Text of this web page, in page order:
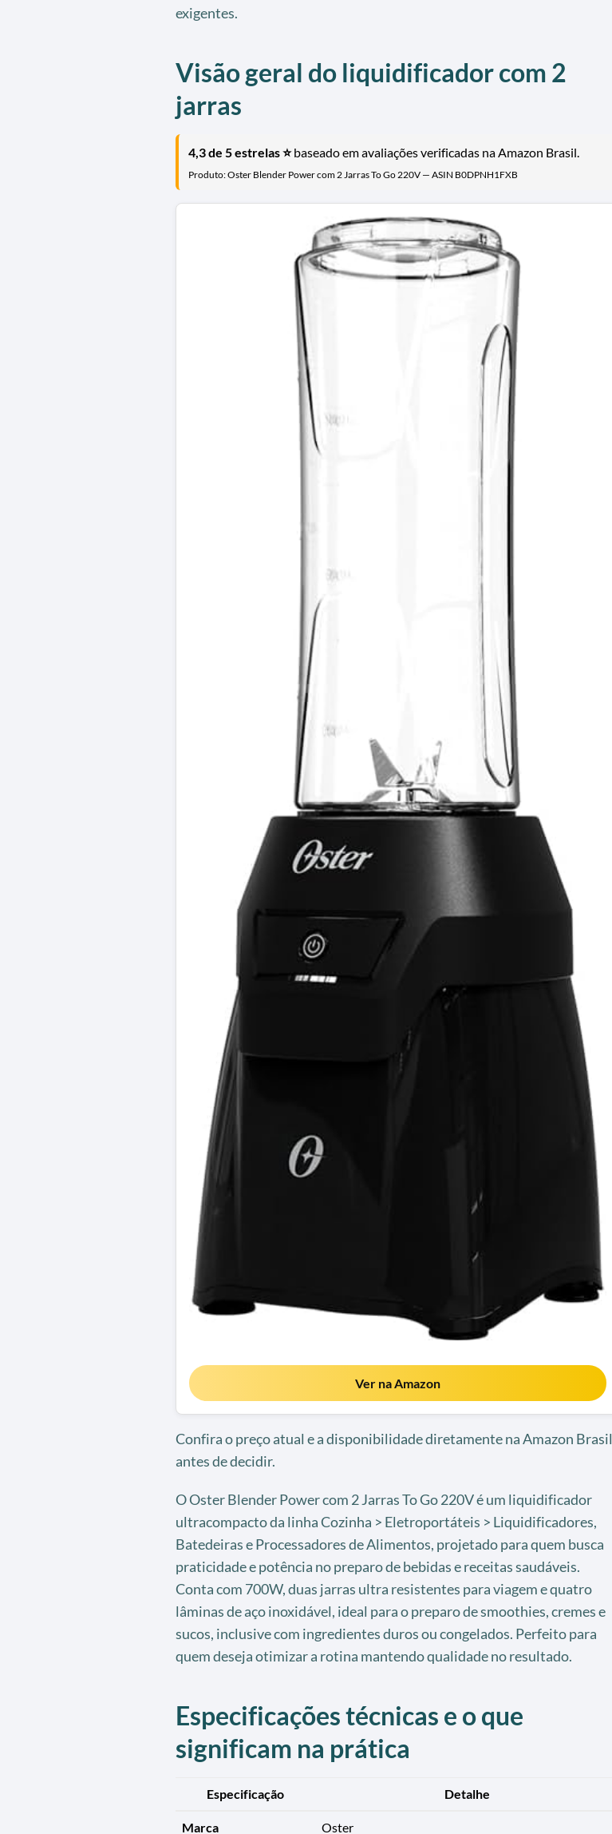
exigentes.
Visão geral do liquidificador com 2
jarras
4,3 de 5 estrelas ⭐baseado em avaliações verificadas na Amazon Brasil.
Produto: Oster Blender Power com 2 Jarras To Go 220V — ASIN B0DPNH1FXB
Ver na Amazon
Confira o preço atual e a disponibilidade diretamente na Amazon Brasil
antes de decidir.
O Oster Blender Power com 2 Jarras To Go 220V é um liquidificador
ultracompacto da linha Cozinha > Eletroportáteis > Liquidificadores,
Batedeiras e Processadores de Alimentos, projetado para quem busca
praticidade e potência no preparo de bebidas e receitas saudáveis.
Conta com 700W, duas jarras ultra resistentes para viagem e quatro
lâminas de aço inoxidável, ideal para o preparo de smoothies, cremes e
sucos, inclusive com ingredientes duros ou congelados. Perfeito para
quem deseja otimizar a rotina mantendo qualidade no resultado.
Especificações técnicas e o que
significam na prática
Especificação Detalhe
Marca Oster